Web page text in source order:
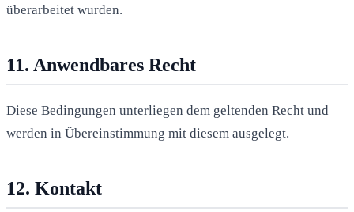
überarbeitet wurden.
11. Anwendbares Recht
Diese Bedingungen unterliegen dem geltenden Recht und
werden in Übereinstimmung mit diesem ausgelegt.
12. Kontakt